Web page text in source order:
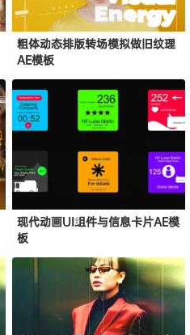
粗体动态排版转场模拟做旧纹理
AE模板
现代动画UI组件与信息卡片AE模
板